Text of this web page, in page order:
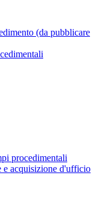
(da pubblicare
procedimentali
acquisizione d'ufficio